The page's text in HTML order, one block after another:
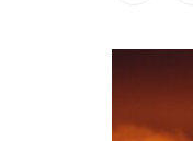
de
l’article